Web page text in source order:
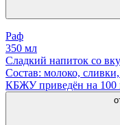
Раф
350 мл
Сладкий напиток со
Состав: молоко,
КБЖУ приведён на 100